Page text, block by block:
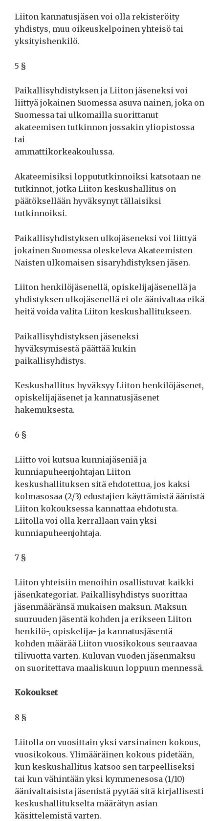
Liiton kannatusjäsen voi olla rekisteröity
yhdistys, muu oikeuskelpoinen yhteisö tai
yksityishenkilö.
5 §
Paikallisyhdistyksen ja Liiton jäseneksi voi
liittyä jokainen Suomessa asuva nainen, joka on
Suomessa tai ulkomailla suorittanut
akateemisen tutkinnon jossakin yliopistossa
tai
ammattikorkeakoulussa.
Akateemisiksi loppututkinnoiksi katsotaan ne
tutkinnot, jotka Liiton keskushallitus on
päätöksellään hyväksynyt tällaisiksi
tutkinnoiksi.
Paikallisyhdistyksen ulkojäseneksi voi liittyä
jokainen Suomessa oleskeleva Akateemisten
Naisten ulkomaisen sisaryhdistyksen jäsen.
Liiton henkilöjäsenellä, opiskelijajäsenellä ja
yhdistyksen ulkojäsenellä ei ole äänivaltaa eikä
heitä voida valita Liiton keskushallitukseen.
Paikallisyhdistyksen jäseneksi
hyväksymisestä päättää kukin
paikallisyhdistys.
Keskushallitus hyväksyy Liiton henkilöjäsenet,
opiskelijajäsenet ja kannatusjäsenet
hakemuksesta.
6 §
Liitto voi kutsua kunniajäseniä ja
kunniapuheenjohtajan Liiton
keskushallituksen sitä ehdotettua, jos kaksi
kolmasosaa (2/3) edustajien käyttämistä äänistä
Liiton kokouksessa kannattaa ehdotusta.
Liitolla voi olla kerrallaan vain yksi
kunniapuheenjohtaja.
7 §
Liiton yhteisiin menoihin osallistuvat kaikki
jäsenkategoriat. Paikallisyhdistys suorittaa
jäsenmääränsä mukaisen maksun. Maksun
suuruuden jäsentä kohden ja erikseen Liiton
henkilö-, opiskelija- ja kannatusjäsentä
kohden määrää Liiton vuosikokous seuraavaa
tilivuotta varten. Kuluvan vuoden jäsenmaksu
on suoritettava maaliskuun loppuun mennessä.
Kokoukset
8 §
Liitolla on vuosittain yksi varsinainen kokous,
vuosikokous. Ylimääräinen kokous pidetään,
kun keskushallitus katsoo sen tarpeelliseksi
tai kun vähintään yksi kymmenesosa (1/10)
äänivaltaisista jäsenistä pyytää sitä kirjallisesti
keskushallitukselta määrätyn asian
käsittelemistä varten.